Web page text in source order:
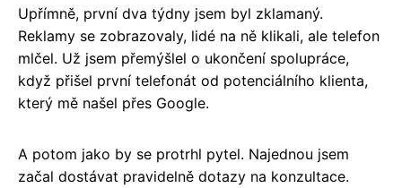
Upřímně, první dva týdny jsem byl zklamaný.
Reklamy se zobrazovaly, lidé na ně klikali, ale telefon
mlčel. Už jsem přemýšlel o ukončení spolupráce,
když přišel první telefonát od potenciálního klienta,
který mě našel přes Google.
A potom jako by se protrhl pytel. Najednou jsem
začal dostávat pravidelně dotazy na konzultace.